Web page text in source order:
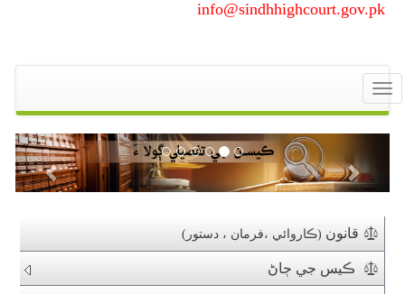
info@sindhhighcourt.gov.pk
Toggle
navigation
قانون (ڪاروائي ،فرمان ، دستور)
ڪيس جي ڄاڻ